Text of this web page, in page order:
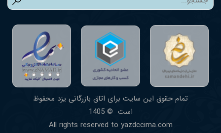
طراحی
All rights reserved to yazdccima.com
تمام حقوق این سایت برای اتاق بازرگانی یزد محفوظ
است © 1405